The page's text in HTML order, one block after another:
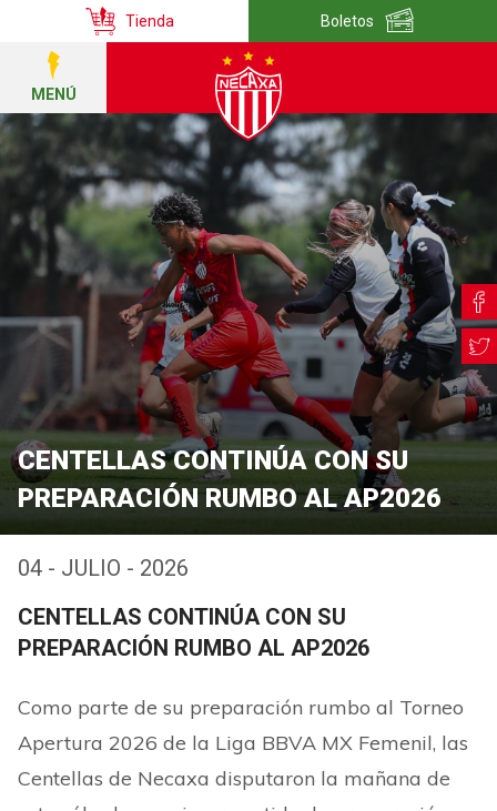
Tienda Boletos
MENÚ
CENTELLAS CONTINÚA CON SU
PREPARACIÓN RUMBO AL AP2026
04 - JULIO - 2026
CENTELLAS CONTINÚA CON SU
PREPARACIÓN RUMBO AL AP2026
Como parte de su preparación rumbo al Torneo
Apertura 2026 de la Liga BBVA MX Femenil, las
Centellas de Necaxa disputaron la mañana de